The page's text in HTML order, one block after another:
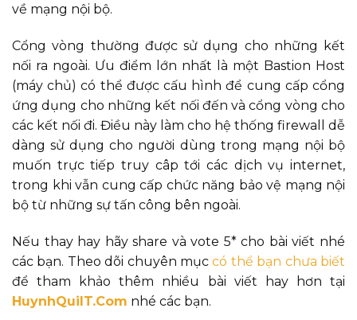
về mạng nội bộ.
Cổng vòng thường được sử dụng cho những kết
nối ra ngoài. Ưu điểm lớn nhất là một Bastion Host
(máy chủ) có thể được cấu hình để cung cấp cổng
ứng dụng cho những kết nối đến và cổng vòng cho
các kết nối đi. Điều này làm cho hệ thống firewall dễ
dàng sử dụng cho người dùng trong mạng nội bộ
muốn trực tiếp truy câp tới các dịch vụ internet,
trong khi vẫn cung cấp chức năng bảo vệ mạng nội
bộ từ những sự tấn công bên ngoài.
Nếu thay hay hãy share và vote 5* cho bài viết nhé
các bạn. Theo dõi chuyên mụccó thể bạn chưa biết
để tham khảo thêm nhiều bài viết hay hơn tại
HuynhQuiIT.Com nhé các bạn.